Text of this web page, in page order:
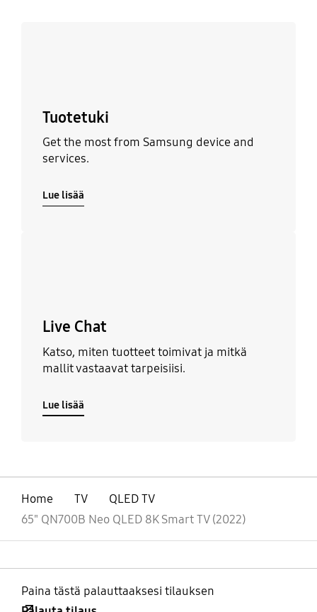
Tuotetuki
Get the most from Samsung device and
services.
Lue lisää
Live Chat
Katso, miten tuotteet toimivat ja mitkä
mallit vastaavat tarpeisiisi.
Lue lisää
Home TV
QLED TV
65" QN700B Neo QLED 8K Smart TV (2022)
Paina tästä palauttaaksesi tilauksen